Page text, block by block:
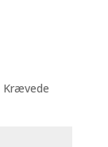
Krævede